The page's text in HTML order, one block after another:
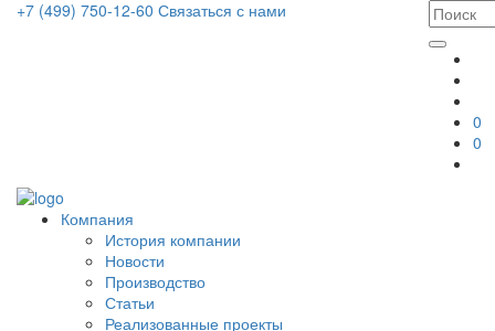
+7 (499) 750-12-60 Связаться с нами
0
0
Компания
История компании
Новости
Производство
Статьи
Реализованные проекты